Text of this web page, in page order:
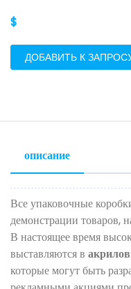
$
ДОБАВИТЬ К
описание
Все упаковочные
демонстрации товаров,
В настоящее время
выставляются в
которые могут быть